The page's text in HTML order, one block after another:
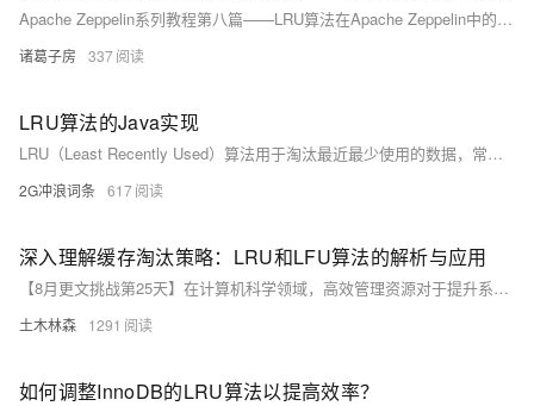
Apache Zeppelin系列教程第八篇——LRU算法在Apache Zeppelin中的应用
诸葛子房 337
LRU算法的Java实现
LRU（Least Recently Used）算法用于淘汰最近最少使用的数据，常应用于内存管理策略中。在Redis中，通过`maxmemory-policy`配置实现不同淘汰策略，如`allkeys-lru`和`volatile-lru`等，采用采样方式近似LRU以优化性能。Java中可通过`LinkedHashMap`轻松实现LRUCache，利用其`accessOrder`特性和`removeEldestEntry`方法完成缓存淘汰逻辑，代码简洁高效。
2G冲浪词条 617
深入理解缓存淘汰策略：LRU和LFU算法的解析与应用
【8月更文挑战第25天】在计算机科学领域，高效管理资源对于提升系统性能至关重要。内存缓存作为一种加速数据读取的有效方法，其管理策略直接影响整体性能。本文重点介绍两种常用的缓存淘汰算法：LRU（最近最少使用）和LFU（最不经常使用）。LRU算法依据数据最近是否被访问来进行淘汰决策；而LFU算法则根据数据的访问频率做出判断。这两种算法各有特点，适用于不同的应用场景。通过深入分析这两种算法的原理、实现方式及适用场景，本文旨在帮助开发者更好地理解缓存管理机制，从而在实际应用中作出更合理的选择，有效提升系统性能和用户体验。
土木林森 1291
如何调整InnoDB的LRU算法以提高效率？